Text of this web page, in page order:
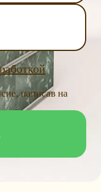
написав на